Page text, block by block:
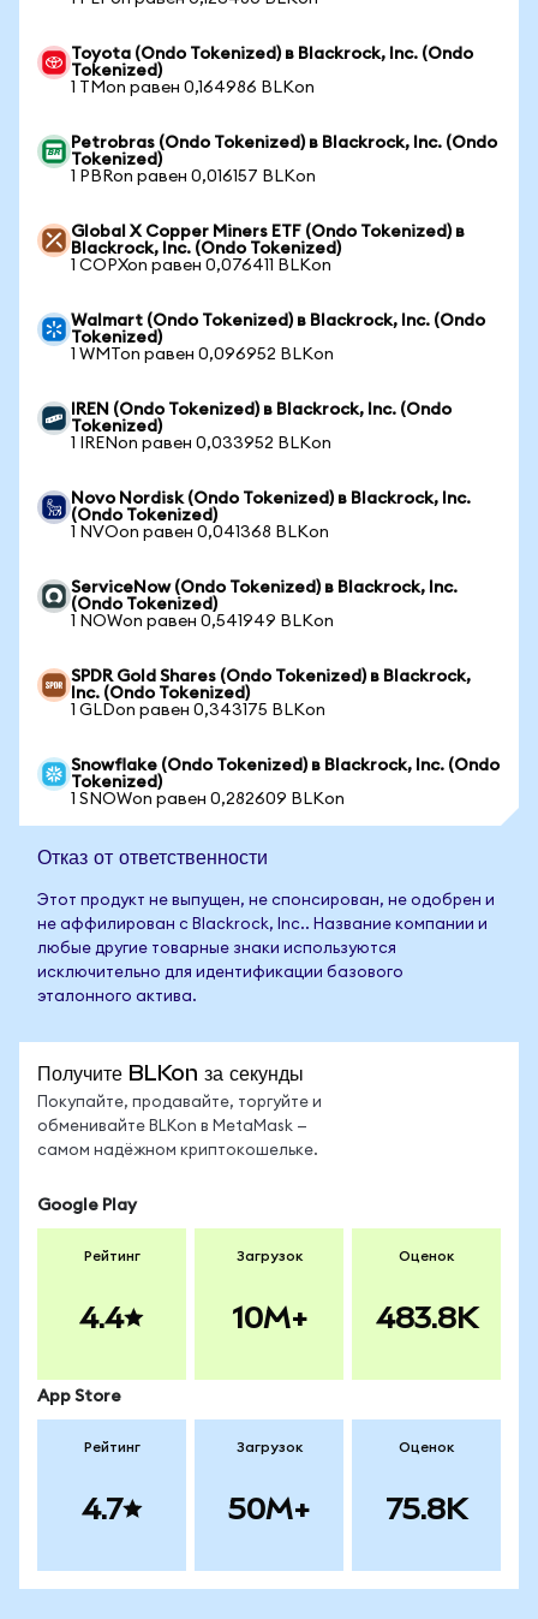
Toyota (Ondo Tokenized) в Blackrock, Inc. (Ondo
Tokenized)
1 TMon равен 0,164986 BLKon
Petrobras (Ondo Tokenized) в Blackrock, Inc. (Ondo
Tokenized)
1 PBRon равен 0,016157 BLKon
Global X Copper Miners ETF (Ondo Tokenized) в
Blackrock, Inc. (Ondo Tokenized)
1 COPXon равен 0,076411 BLKon
Walmart (Ondo Tokenized) в Blackrock, Inc. (Ondo
Tokenized)
1 WMTon равен 0,096952 BLKon
IREN (Ondo Tokenized) в Blackrock, Inc. (Ondo
Tokenized)
1 IRENon равен 0,033952 BLKon
Novo Nordisk (Ondo Tokenized) в Blackrock, Inc.
(Ondo Tokenized)
1 NVOon равен 0,041368 BLKon
ServiceNow (Ondo Tokenized) в Blackrock, Inc.
(Ondo Tokenized)
1 NOWon равен 0,541949 BLKon
SPDR Gold Shares (Ondo Tokenized) в Blackrock,
Inc. (Ondo Tokenized)
1 GLDon равен 0,343175 BLKon
Snowflake (Ondo Tokenized) в Blackrock, Inc. (Ondo
Tokenized)
1 SNOWon равен 0,282609 BLKon
Отказ от ответственности
Этот продукт не выпущен, не спонсирован, не одобрен и
не аффилирован с Blackrock, Inc.. Название компании и
любые другие товарные знаки используются
исключительно для идентификации базового
эталонного актива.
Получите BLKon за секунды
Покупайте, продавайте, торгуйте и
обменивайте BLKon в MetaMask —
самом надёжном криптокошельке.
Google Play
Рейтинг
4.4
Загрузок
10M+
Оценок
483.8K
App Store
Рейтинг
4.7
Загрузок
50M+
Оценок
75.8K